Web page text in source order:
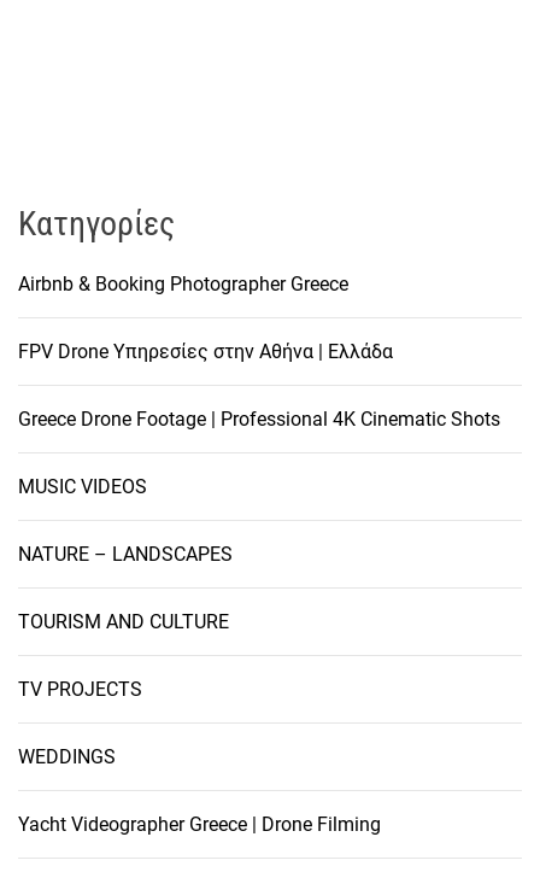
Kατηγορίες
Airbnb & Booking Photographer Greece
FPV Drone Υπηρεσίες στην Αθήνα | Ελλάδα
Greece Drone Footage | Professional 4K Cinematic Shots
MUSIC VIDEOS
NATURE – LANDSCAPES
TOURISM AND CULTURE
TV PROJECTS
WEDDINGS
Yacht Videographer Greece | Drone Filming